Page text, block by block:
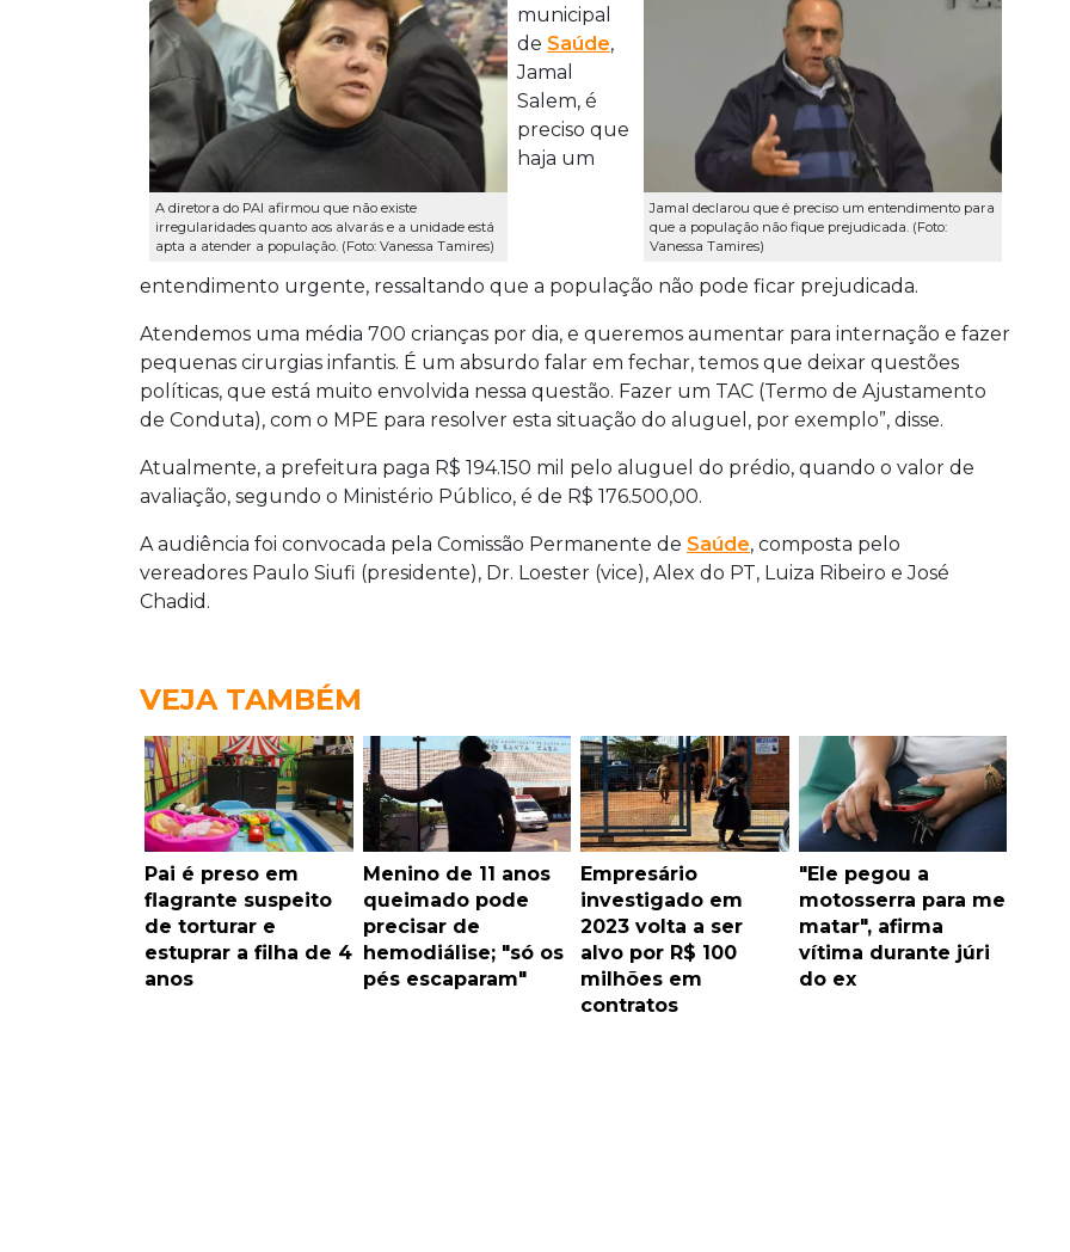
A diretora do PAI afirmou que não existe
irregularidades quanto aos alvarás e a unidade está
apta a atender a população. (Foto: Vanessa Tamires)
Jamal declarou que é preciso um entendimento para
que a população não fique prejudicada. (Foto:
Vanessa Tamires)
municipal
de Saúde,
Jamal
Salem, é
preciso que
haja um
entendimento urgente, ressaltando que a população não pode ficar prejudicada.
Atendemos uma média 700 crianças por dia, e queremos aumentar para internação e fazer
pequenas cirurgias infantis. É um absurdo falar em fechar, temos que deixar questões
políticas, que está muito envolvida nessa questão. Fazer um TAC (Termo de Ajustamento
de Conduta), com o MPE para resolver esta situação do aluguel, por exemplo”, disse.
Atualmente, a prefeitura paga R$ 194.150 mil pelo aluguel do prédio, quando o valor de
avaliação, segundo o Ministério Público, é de R$ 176.500,00.
A audiência foi convocada pela Comissão Permanente de Saúde, composta pelo
vereadores Paulo Siufi (presidente), Dr. Loester (vice), Alex do PT, Luiza Ribeiro e José
Chadid.
VEJA TAMBÉM
Pai é preso em
flagrante suspeito
de torturar e
estuprar a filha de 4
anos
Menino de 11 anos
queimado pode
precisar de
hemodiálise; "só os
pés escaparam"
Empresário
investigado em
2023 volta a ser
alvo por R$ 100
milhões em
contratos
"Ele pegou a
motosserra para me
matar", afirma
vítima durante júri
do ex